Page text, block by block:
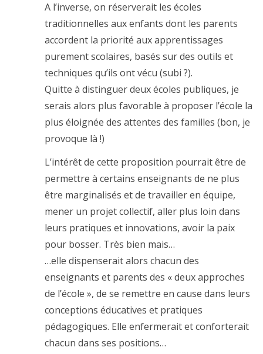
A l’inverse, on réserverait les écoles
traditionnelles aux enfants dont les parents
accordent la priorité aux apprentissages
purement scolaires, basés sur des outils et
techniques qu’ils ont vécu (subi ?).
Quitte à distinguer deux écoles publiques, je
serais alors plus favorable à proposer l’école la
plus éloignée des attentes des familles (bon, je
provoque là !)
L’intérêt de cette proposition pourrait être de
permettre à certains enseignants de ne plus
être marginalisés et de travailler en équipe,
mener un projet collectif, aller plus loin dans
leurs pratiques et innovations, avoir la paix
pour bosser. Très bien mais…
…elle dispenserait alors chacun des
enseignants et parents des « deux approches
de l’école », de se remettre en cause dans leurs
conceptions éducatives et pratiques
pédagogiques. Elle enfermerait et conforterait
chacun dans ses positions…